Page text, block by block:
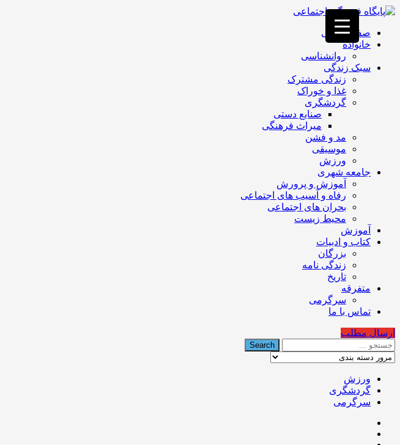
فصد
غرب
تهران
خشکشویی
تصفیه
تهران
صفحه اصلی
خانواده
روانشناسی
سبک زندگی
زندگی مشترک
غذا و خوراک
گردشگری
صنایع دستی
میراث فرهنگی
مد و فشن
موسیقی
ورزش
جامعه شهری
آموزش و پرورش
رفاه و آسیب های اجتماعی
بحران های اجتماعی
محیط زیست
آموزش
کتاب و ادبیات
بزرگان
زندگی نامه
تاریخ
متفرقه
سرگرمی
تماس با ما
ارسال مطلب
ورزش
گردشگری
سرگرمی